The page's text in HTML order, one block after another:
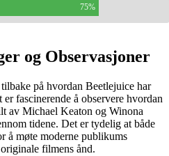
75%
og Observasjoner
på hvordan Beetlejuice har
fascinerende å observere hvordan
av Michael Keaton og Winona
tidene. Det er tydelig at både
å møte moderne publikums
filmens ånd.